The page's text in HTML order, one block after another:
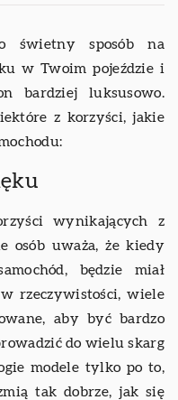
świetny sposób na
w Twoim pojeździe i
bardziej luksusowo.
z korzyści, jakie
wynikających z
osób uważa, że kiedy
będzie miał
w rzeczywistości, wiele
aby być bardzo
do wielu skarg
modele tylko po to,
tak dobrze, jak się